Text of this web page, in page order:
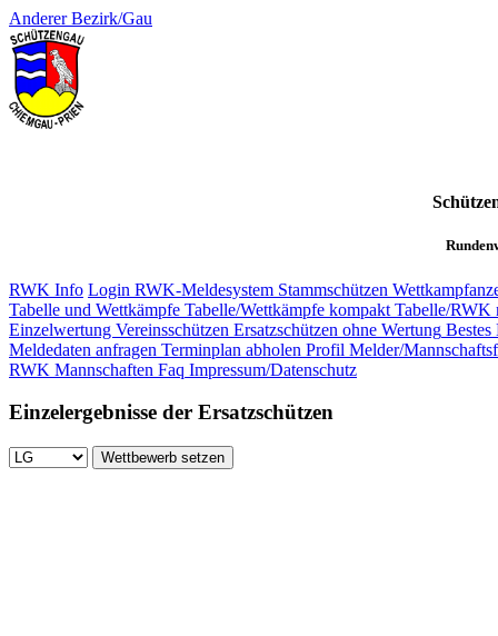
Anderer Bezirk/Gau
RWK Info Login RWK-Meldesystem Stammschützen
Tabelle und Wettkämpfe Tabelle/Wettkämpfe kompakt Tabelle/RWK
Einzelwertung Vereinsschützen Ersatzschützen ohne Wertung Bestes
Meldedaten anfragen Terminplan abholen Profil Melder/
RWK Mannschaften Faq Impressum/Datenschutz
Einzelergebnisse der Ersatzschützen